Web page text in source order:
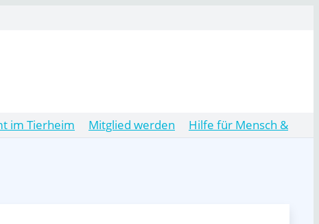
im Tierheim Mitglied werden
Hilfe für Mensch &